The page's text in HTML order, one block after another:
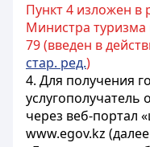
Пункт 4 изложен в
Министра туризма
79 (введен в
стар. ред.)
4. Для получения
услугополучатель
через веб-портал
www.egov.kz